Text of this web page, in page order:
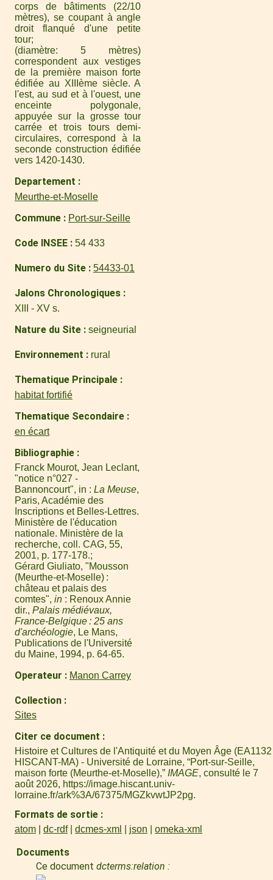
corps de bâtiments (22/10
mètres), se coupant à angle
droit flanqué d'une petite
tour
(diamètre: 5 mètres)
correspondent aux vestiges
de la première maison forte
édifiée au XIIIème siècle. A
l'est, au sud et à l'ouest, une
enceinte polygonale,
appuyée sur la grosse tour
carrée et trois tours demi-
circulaires, correspond à la
seconde construction édifiée
vers 1420-1430.
Departement
Meurthe-et-Moselle
Commune Port-sur-Seille
Code INSEE 54 433
Numero du Site 54433-01
Jalons Chronologiques
XIII - XV s.
Nature du Site seigneurial
Environnement rural
Thematique Principale
habitat fortifié
Thematique Secondaire
en écart
Bibliographie
Franck Mourot, Jean Leclant,
"notice n°027 -
Bannoncourt", in : La Meuse,
Paris, Académie des
Inscriptions et Belles-Lettres.
Ministère de l'éducation
nationale. Ministère de la
recherche, coll. CAG, 55,
2001, p. 177-178.
Gérard Giuliato, "Mousson
(Meurthe-et-Moselle) :
château et palais des
comtes", in : Renoux Annie
dir., Palais médiévaux,
France-Belgique : 25 ans
d'archéologie, Le Mans,
Publications de l'Université
du Maine, 1994, p. 64-65.
Operateur Manon Carrey
Collection
Sites
Citer ce document
Histoire et Cultures de l'Antiquité et du Moyen Âge (EA1132
HISCANT-MA) - Université de Lorraine, “Port-sur-Seille,
maison forte (Meurthe-et-Moselle),” IMAGE, consulté le 7
août 2026, https://image.hiscant.univ-
lorraine.fr/ark%3A/67375/MGZkvwtJP2pg.
Formats de sortie
atom dc-rdf dcmes-xml json omeka-xml
Documents
Ce document dcterms:relation :